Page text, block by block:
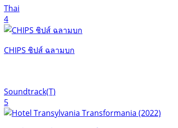
Thai
4
CHIPS ชิปส์ ฉลามบก
Soundtrack(T)
5